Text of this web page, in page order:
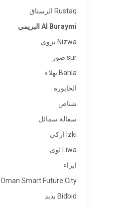
Rustaq الرستاق
Al Buraymi البريمي
Nizwa نزوى
sur صور
Bahla بهلاء
الخابوره
شناص
سفالة سمائل
Izki ازكي
Liwa لوى
ابراء
Oman Smart Future City
Bidbid بدبد